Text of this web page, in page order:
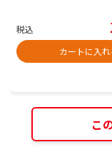
税込
カートに入れ
こ